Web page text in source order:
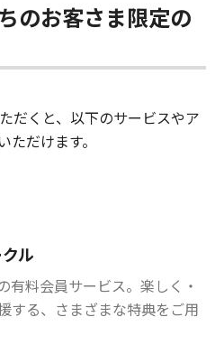
のお客さま限定の
だくと、以下のサービスやア
だけます。
ル
有料会員サービス。楽しく・
する、さまざまな特典をご用